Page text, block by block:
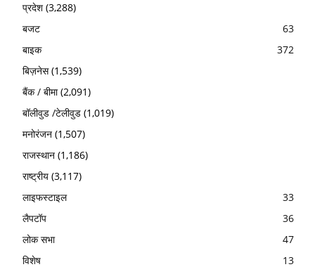
प्रदेश(3,288)
बजट
63
बाइक
372
बिज़नेस(1,539)
बैंक / बीमा(2,091)
बॉलीवुड /टेलीवुड (1,019)
मनोरंजन (1,507)
राजस्थान (1,186)
राष्ट्रीय (3,117)
लाइफस्टाइल
33
लैपटॉप
36
लोक सभा
47
विशेष
13